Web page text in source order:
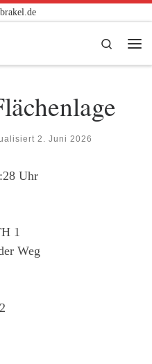
Search
2. Juni 2026
Uhr
1
Weg